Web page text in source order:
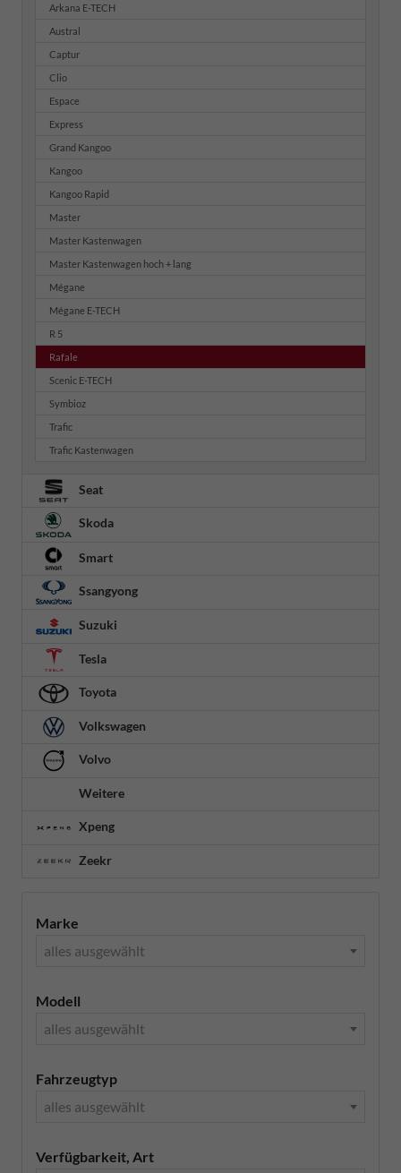
Arkana E-TECH
Austral
Captur
Clio
Espace
Express
Grand Kangoo
Kangoo
Kangoo Rapid
Master
Master Kastenwagen
Master Kastenwagen hoch + lang
Mégane
Mégane E-TECH
R 5
Rafale
Scenic E-TECH
Symbioz
Trafic
Trafic Kastenwagen
Seat
Skoda
Smart
Ssangyong
Suzuki
Tesla
Toyota
Volkswagen
Volvo
Weitere
Xpeng
Zeekr
Marke
alles ausgewählt
Modell
alles ausgewählt
Fahrzeugtyp
alles ausgewählt
Verfügbarkeit, Art